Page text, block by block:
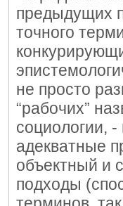
предыдущих
точного
не просто
“рабочих”
социологии,
адекватные
объектный и
подходы